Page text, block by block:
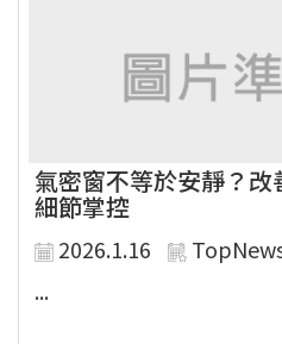
氣密窗不等於安靜？
細節掌控
2026.1.16
...